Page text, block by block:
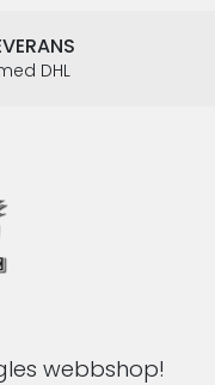
DHL
webbshop!